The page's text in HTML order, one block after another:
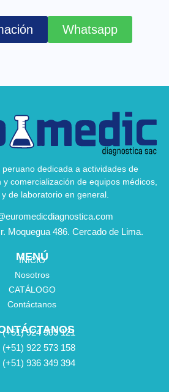
Whatsapp
dedicada a actividades de
comercialización de equipos médicos,
de laboratorio en general.
Moquegua 486. Cercado de Lima.
MENÚ
INICIO
Nosotros
CATÁLOGO
Contáctanos
(+51) 924 309 121
(+51) 922 573 158
(+51) 936 349 394